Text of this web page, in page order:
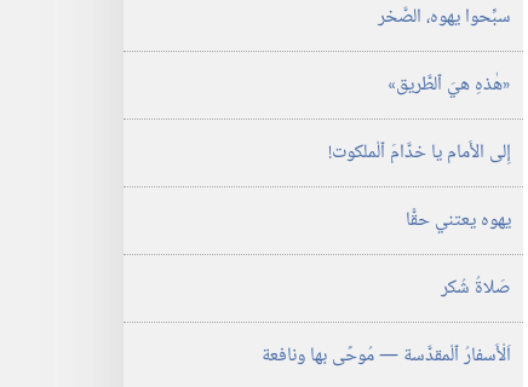
سبِّحوا يهوه،‏ الصَّخر
‏«هٰذهِ هيَ ٱلطَّريق»‏
إِلى الأَمام يا خدَّامَ ٱلْملكوت!‏
يهوه يعتني حقًّا
صَلاةُ شُكر
اَلْأَسفارُ ٱلْمقدَّسة —‏ مُوحًى بها ونافعة